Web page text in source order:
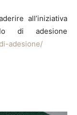
all’iniziativa
di adesione
adesione/